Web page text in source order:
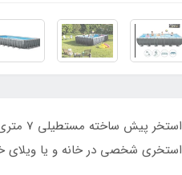
استخری شخصی در خانه و یا ویلای